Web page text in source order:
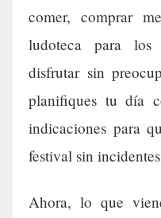
comer, comprar
ludoteca para
disfrutar sin
planifiques tu día
indicaciones para
festival sin
Ahora, lo que